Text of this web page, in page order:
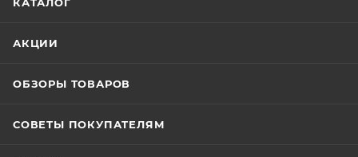
КАТАЛОГ
АКЦИИ
ОБЗОРЫ ТОВАРОВ
СОВЕТЫ ПОКУПАТЕЛЯМ